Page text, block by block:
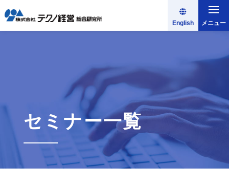
English メニュー
セミナー一覧